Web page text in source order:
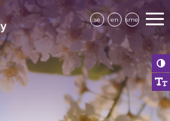
se en sme